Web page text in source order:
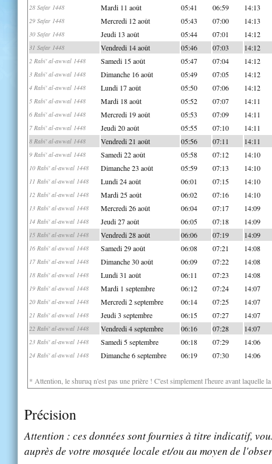
28 Safar 1448 Mardi 11 août 05:41 06:59 14:13
29 Safar 1448 Mercredi 12 août 05:43 07:00 14:13
30 Safar 1448 Jeudi 13 août 05:44 07:01 14:12
31 Safar 1448 Vendredi 14 août 05:46 07:03 14:12
2 Rabi' al-awwal 1448 Samedi 15 août 05:47 07:04 14:12
3 Rabi' al-awwal 1448 Dimanche 16 août 05:49 07:05 14:12
4 Rabi' al-awwal 1448 Lundi 17 août 05:50 07:06 14:12
5 Rabi' al-awwal 1448 Mardi 18 août 05:52 07:07 14:11
6 Rabi' al-awwal 1448 Mercredi 19 août 05:53 07:09 14:11
7 Rabi' al-awwal 1448 Jeudi 20 août 05:55 07:10 14:11
8 Rabi' al-awwal 1448 Vendredi 21 août 05:56 07:11 14:11
9 Rabi' al-awwal 1448 Samedi 22 août 05:58 07:12 14:10
10 Rabi' al-awwal 1448 Dimanche 23 août 05:59 07:13 14:10
11 Rabi' al-awwal 1448 Lundi 24 août 06:01 07:15 14:10
12 Rabi' al-awwal 1448 Mardi 25 août 06:02 07:16 14:10
13 Rabi' al-awwal 1448 Mercredi 26 août 06:04 07:17 14:09
14 Rabi' al-awwal 1448 Jeudi 27 août 06:05 07:18 14:09
15 Rabi' al-awwal 1448 Vendredi 28 août 06:06 07:19 14:09
16 Rabi' al-awwal 1448 Samedi 29 août 06:08 07:21 14:08
17 Rabi' al-awwal 1448 Dimanche 30 août 06:09 07:22 14:08
18 Rabi' al-awwal 1448 Lundi 31 août 06:11 07:23 14:08
19 Rabi' al-awwal 1448 Mardi 1 septembre 06:12 07:24 14:07
20 Rabi' al-awwal 1448 Mercredi 2 septembre 06:14 07:25 14:07
21 Rabi' al-awwal 1448 Jeudi 3 septembre 06:15 07:27 14:07
22 Rabi' al-awwal 1448 Vendredi 4 septembre 06:16 07:28 14:07
23 Rabi' al-awwal 1448 Samedi 5 septembre 06:18 07:29 14:06
24 Rabi' al-awwal 1448 Dimanche 6 septembre 06:19 07:30 14:06
* Attention, le shuruq n'est pas une prière ! C'est simplement l'heure avant laquelle
Précision
Attention : ces données sont fournies à titre indicatif,
auprès de votre mosquée locale et/ou au moyen de